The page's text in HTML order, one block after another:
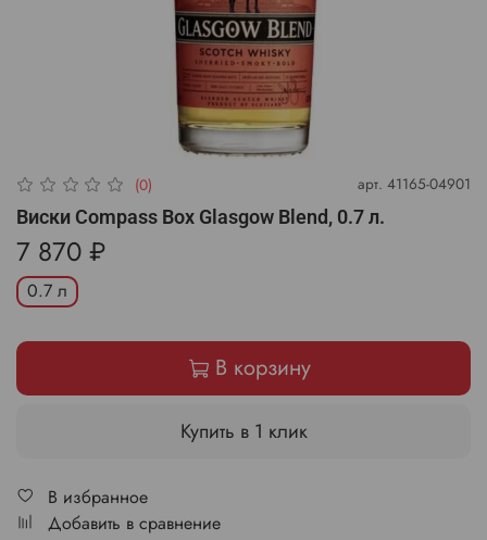
(0) арт. 41165-04901
Виски Compass Box Glasgow Blend, 0.7 л.
7 870 ₽
0.7 л
В корзину
Купить в 1 клик
В избранное
Добавить в сравнение